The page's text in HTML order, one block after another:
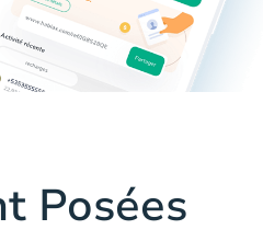
Posées